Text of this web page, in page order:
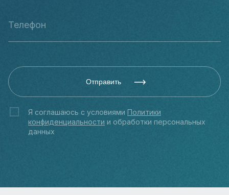
Отправить
Я соглашаюсь с условиями Политики
конфиденциальности и обработки персональных
данных